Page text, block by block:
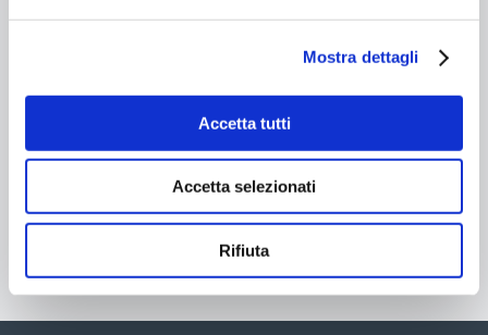
Mostra dettagli
Accetta tutti
Accetta selezionati
Rifiuta
€ 209,00
Beauty & Balance –
Crystal Face Treatment
€ 90,00